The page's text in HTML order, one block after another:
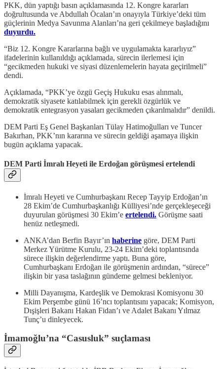
PKK, dün yaptığı basın açıklamasında 12. Kongre kararları
doğrultusunda ve Abdullah Öcalan’ın onayıyla Türkiye’deki tüm
güçlerinin Medya Savunma Alanları’na geri çekilmeye başladığını
duyurdu.
“Biz 12. Kongre Kararlarına bağlı ve uygulamakta kararlıyız”
ifadelerinin kullanıldığı açıklamada, sürecin ilerlemesi için
“gecikmeden hukuki ve siyasi düzenlemelerin hayata geçirilmeli”
dendi.
Açıklamada, “PKK’ye özgü Geçiş Hukuku esas alınmalı,
demokratik siyasete katılabilmek için gerekli özgürlük ve
demokratik entegrasyon yasaları gecikmeden çıkarılmalıdır” denildi.
DEM Parti Eş Genel Başkanları Tülay Hatimoğulları ve Tuncer
Bakırhan, PKK’nın kararına ve sürecin geldiği aşamaya ilişkin
bugün açıklama yapacak.
DEM Parti İmralı Heyeti ile Erdoğan görüşmesi ertelendi
İmralı Heyeti ve Cumhurbaşkanı Recep Tayyip Erdoğan’ın
28 Ekim’de Cumhurbaşkanlığı Külliyesi’nde gerçekleşeceği
duyurulan görüşmesi 30 Ekim’e ertelendi. Görüşme saati
henüz netleşmedi.
ANKA’dan Berfin Bayır’ın haberine göre, DEM Parti
Merkez Yürütme Kurulu, 23-24 Ekim’deki toplantısında
sürece ilişkin değerlendirme yaptı. Buna göre,
Cumhurbaşkanı Erdoğan ile görüşmenin ardından, “sürece”
ilişkin bir yasa taslağının gündeme gelmesi bekleniyor.
Milli Dayanışma, Kardeşlik ve Demokrasi Komisyonu 30
Ekim Perşembe günü 16’ncı toplantısını yapacak; Komisyon,
Dışişleri Bakanı Hakan Fidan’ı ve Adalet Bakanı Yılmaz
Tunç’u dinleyecek.
İmamoğlu’na “Casusluk” suçlaması